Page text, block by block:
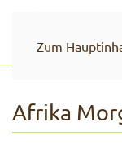
Zum
Afrika